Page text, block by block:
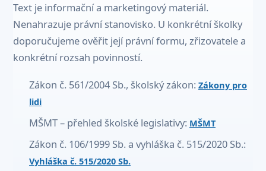
Text je informační a marketingový materiál.
Nenahrazuje právní stanovisko. U konkrétní školky
doporučujeme ověřit její právní formu, zřizovatele a
konkrétní rozsah povinností.
Zákon č. 561/2004 Sb., školský zákon: Zákony pro
lidi
MŠMT – přehled školské legislativy: MŠMT
Zákon č. 106/1999 Sb. a vyhláška č. 515/2020 Sb.:
Vyhláška č. 515/2020 Sb.